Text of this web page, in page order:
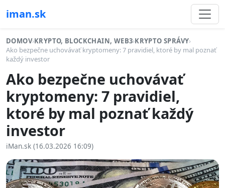
iman.sk
DOMOV›KRYPTO, BLOCKCHAIN, WEB3›KRYPTO SPRÁVY›
Ako bezpečne uchovávať kryptomeny: 7 pravidiel, ktoré by mal poznať
každý investor
Ako bezpečne uchovávať
kryptomeny: 7 pravidiel,
ktoré by mal poznať každý
investor
iMan.sk (16.03.2026 16:09)